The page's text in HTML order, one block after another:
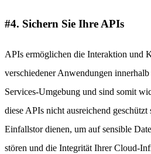
#4. Sichern Sie Ihre APIs
APIs ermöglichen die Interaktion und
verschiedener Anwendungen
Services-Umgebung und sind somit
diese APIs nicht ausreichend
Einfallstor dienen, um auf sensible
stören und die Integrität Ihrer Cloud-